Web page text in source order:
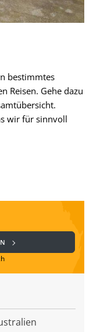
bestimmtes
Reisen. Gehe dazu
wir für sinnvoll